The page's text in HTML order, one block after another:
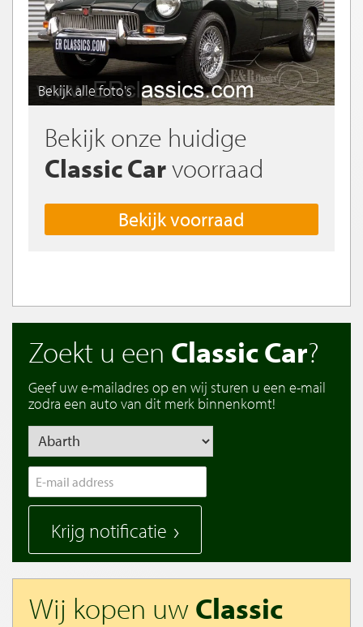
Bekijk alle foto's
Bekijk onze huidige
Classic Carvoorraad
Bekijk voorraad
Zoekt u een Classic Car?
Geef uw e-mailadres op en wij sturen u een e-mail
zodra een auto van dit merk binnenkomt!
Krijg notificatie
Wij kopen uwClassic